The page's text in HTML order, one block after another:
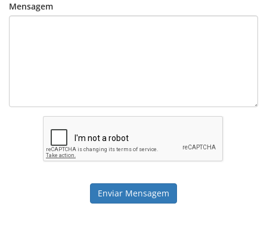
Mensagem
Enviar Mensagem